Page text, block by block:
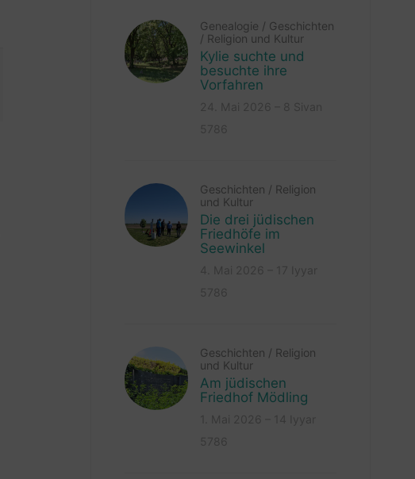
Genealogie / Geschichten
/ Religion und Kultur
Kylie suchte und
besuchte ihre
Vorfahren
Geschichten / Religion
und Kultur
Die drei jüdischen
Friedhöfe im
Seewinkel
Geschichten / Religion
und Kultur
Am jüdischen
Friedhof Mödling